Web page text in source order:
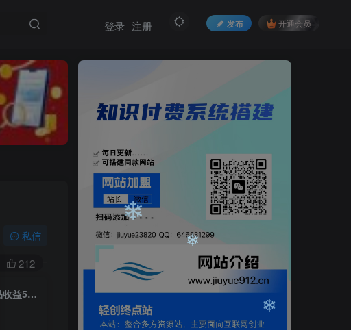
发布 开通会员
登录 注册
私信
212
（6500期）某公众号付费文章《蓝海“前”虚拟选品方法：单品收益5000+》 ❄
❄
❄